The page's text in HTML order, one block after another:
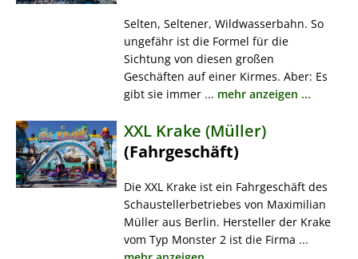
Selten, Seltener, Wildwasserbahn. So
ungefähr ist die Formel für die
Sichtung von diesen großen
Geschäften auf einer Kirmes. Aber: Es
gibt sie immer ... mehr anzeigen ...
XXL Krake (Müller)
(Fahrgeschäft)
Die XXL Krake ist ein Fahrgeschäft des
Schaustellerbetriebes von Maximilian
Müller aus Berlin. Hersteller der Krake
vom Typ Monster 2 ist die Firma ...